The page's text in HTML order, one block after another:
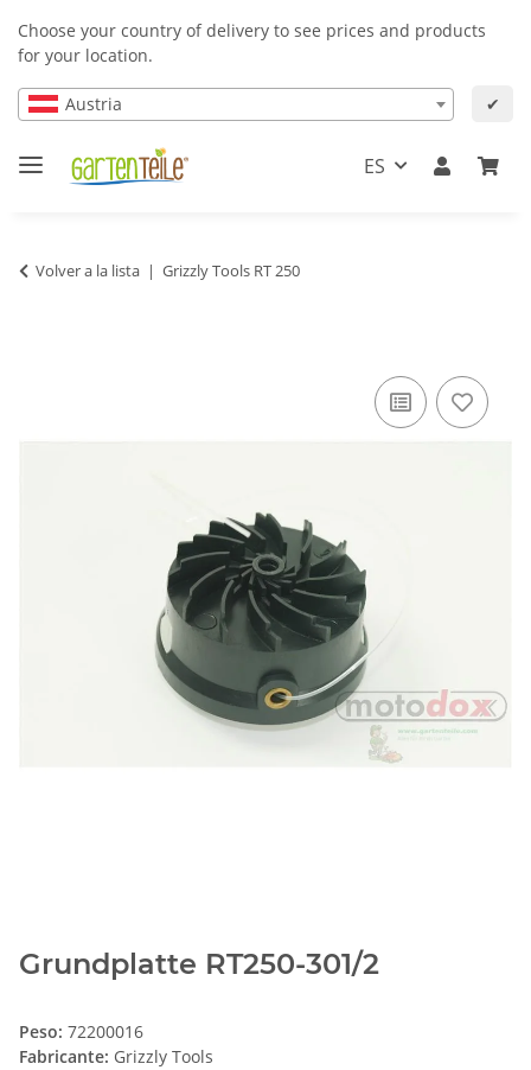
Choose your country of delivery to see prices and products
for your location.
Austria ✔
ES
Volver a la lista Grizzly Tools RT 250
Grundplatte RT250-301/2
Peso: 72200016
Fabricante: Grizzly Tools